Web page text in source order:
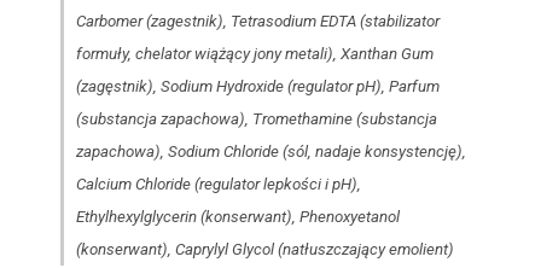
Carbomer (zagestnik), Tetrasodium EDTA (stabilizator
formuły, chelator wiążący jony metali), Xanthan Gum
(zagęstnik), Sodium Hydroxide (regulator pH), Parfum
(substancja zapachowa), Tromethamine (substancja
zapachowa), Sodium Chloride (sól, nadaje konsystencję),
Calcium Chloride (regulator lepkości i pH),
Ethylhexylglycerin (konserwant), Phenoxyetanol
(konserwant), Caprylyl Glycol (natłuszczający emolient)